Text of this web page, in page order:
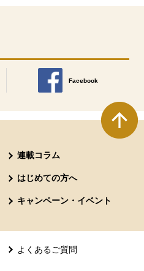
ます。
Facebook
別のウィンドウで開きます
連載コラム
はじめての方へ
キャンペーン・イベント
よくあるご質問